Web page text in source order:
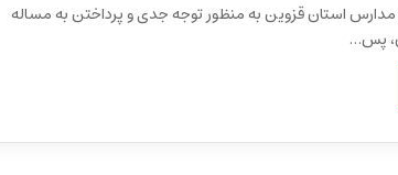
استان قزوین به منظور توجه جدی و پرداختن به مساله
پس…